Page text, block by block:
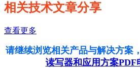
相关技术文章分享
查看更多
请继续浏览相关产品与解决方案
读写器和应用方案PDF